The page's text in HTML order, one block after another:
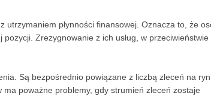
płynności finansowej. Oznacza to, że
Zrezygnowanie z ich usług, w przeciwieństwie
Są bezpośrednio powiązane z liczbą zleceń na
poważne problemy, gdy strumień zleceń zostaje